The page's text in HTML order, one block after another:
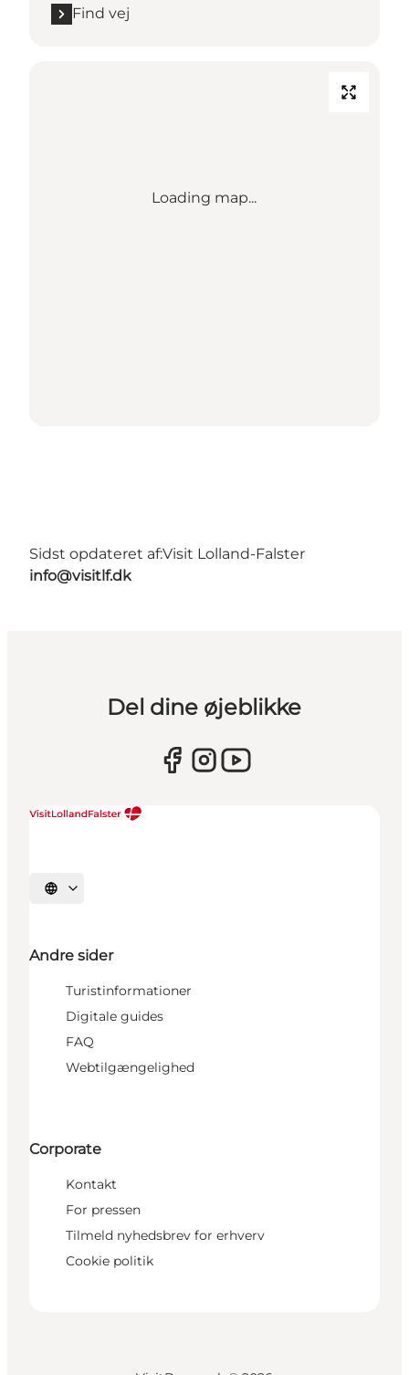
Find vej
Loading map...
Sidst opdateret af:Visit Lolland-Falster
info@visitlf.dk
Del dine øjeblikke
Vælg sprog
Andre sider
Turistinformationer
Digitale guides
FAQ
Webtilgængelighed
Corporate
Kontakt
For pressen
Tilmeld nyhedsbrev for erhverv
Cookie politik